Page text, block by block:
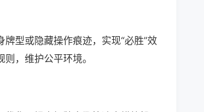
型或隐藏操作痕迹，实现“必胜”效
，维护公平环境。